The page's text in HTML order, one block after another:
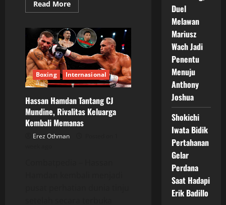
Read MoreRead
more
O’Leary
vs
Mark
Chamberlain:
Rival
Eropa
Akhirnya
Bertemu
di
Boxing Internasional
Hassan Hamdan Tantang CJ
Mundine, Rivalitas Keluarga
Kembali Memanas
Erez Othman
Duel
Melawan
Mariusz
Wach Jadi
Penentu
Menuju
Anthony
Joshua
Shokichi
Iwata Bidik
Pertahanan
Gelar
Perdana
Saat Hadapi
Erik Badillo